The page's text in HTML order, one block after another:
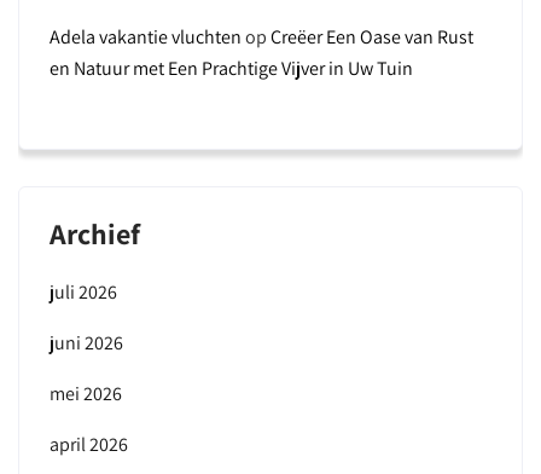
Adela vakantie vluchtenopCreëer Een Oase van Rust
en Natuur met Een Prachtige Vijver in Uw Tuin
Archief
juli 2026
juni 2026
mei 2026
april 2026